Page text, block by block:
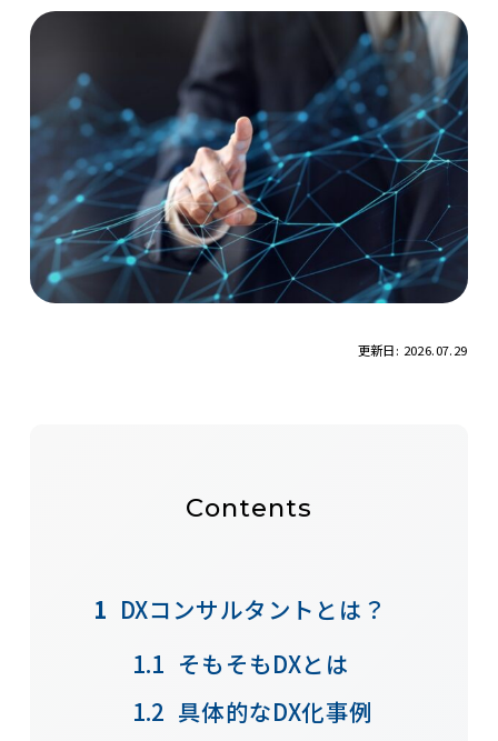
更新日: 2026.07.29
Contents
DXコンサルタントとは？
そもそもDXとは
具体的なDX化事例